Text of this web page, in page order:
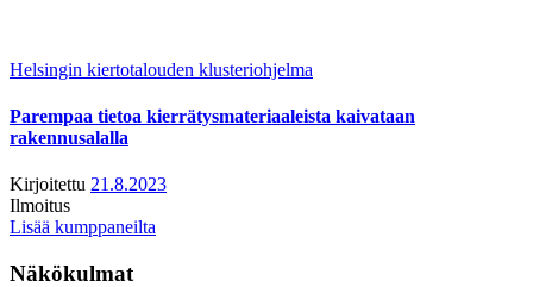
Helsingin kiertotalouden klusteriohjelma
Parempaa tietoa kierrätysmateriaaleista kaivataan
rakennusalalla
Kirjoitettu 21.8.2023
Ilmoitus
Lisää kumppaneilta
Näkökulmat